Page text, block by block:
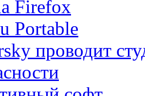
Firefox
Portable
проводит